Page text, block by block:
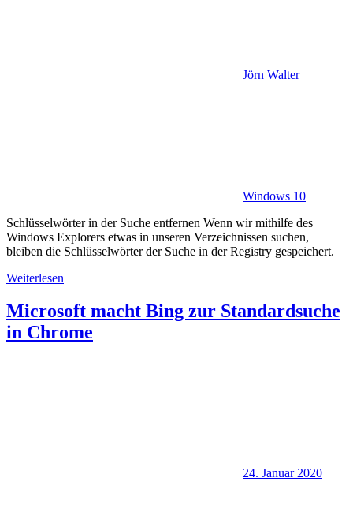
Jörn Walter
Windows 10
Schlüsselwörter in der Suche entfernen Wenn wir mithilfe des
Windows Explorers etwas in unseren Verzeichnissen suchen,
bleiben die Schlüsselwörter der Suche in der Registry gespeichert.
Weiterlesen
Microsoft macht Bing zur Standardsuche
in Chrome
24. Januar 2020